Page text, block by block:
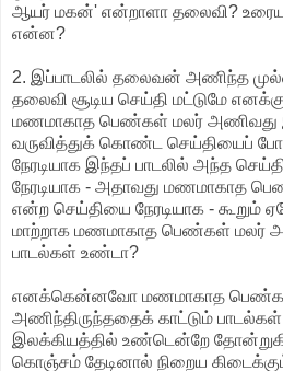
ஆயர் மகன்' என்றாளா தலைவி?
என்ன?
2. இப்பாடலில் தலைவன் அணிந்த
தலைவி சூடிய செய்தி மட்டுமே
மணமாகாத பெண்கள் மலர் அணிவது
வருவித்துக் கொண்ட செய்தியைப்
நேரடியாக இந்தப் பாடலில் அந்த
நேரடியாக - அதாவது மணமாகாத
என்ற செய்தியை நேரடியாக - கூறும்
மாற்றாக மணமாகாத பெண்கள் மலர்
பாடல்கள் உண்டா?
எனக்கென்னவோ மணமாகாத
அணிந்திருந்ததைக் காட்டும்
இலக்கியத்தில் உண்டென்றே
கொஞ்சம் தேடினால் நிறைய